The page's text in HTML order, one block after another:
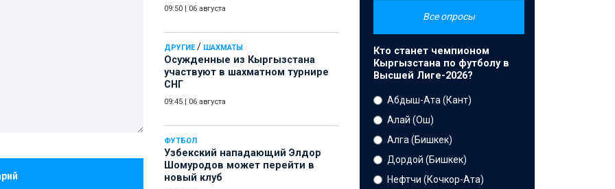
09:50 06 августа
ДРУГИЕ/ ШАХМАТЫ
Осужденные из Кыргызстана
участвуют в шахматном турнире
СНГ
09:45 06 августа
ФУТБОЛ
Узбекский нападающий Элдор
Шомуродов может перейти в
новый клуб
Все опросы
Кто станет чемпионом
Кыргызстана по футболу в
Высшей Лиге-2026?
Абдыш-Ата (Кант)
Алай (Ош)
Алга (Бишкек)
Дордой (Бишкек)
Нефтчи (Кочкор-Ата)